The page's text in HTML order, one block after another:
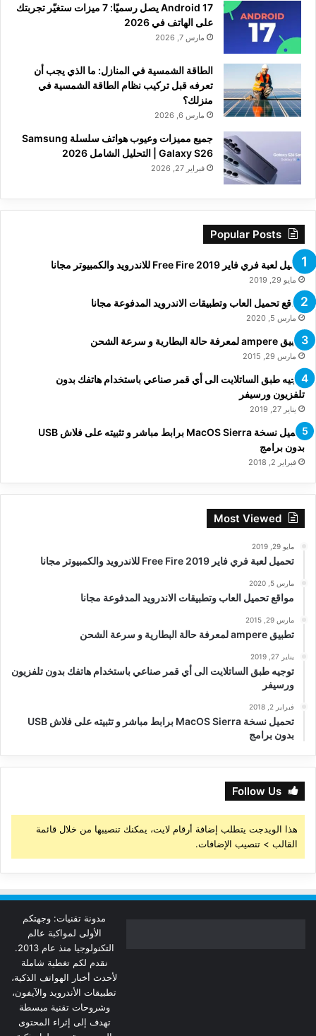
Android 17 يصل رسميًا: 7 ميزات ستغيّر تجربتك
على الهاتف في 2026
مارس 7, 2026
الطاقة الشمسية في المنازل: ما الذي يجب أن
تعرفه قبل تركيب نظام الطاقة الشمسية في
منزلك؟
مارس 6, 2026
جميع مميزات وعيوب هواتف سلسلة Samsung
Galaxy S26 | التحليل الشامل 2026
فبراير 27, 2026
Popular Posts
تحميل لعبة فري فاير Free Fire 2019 للاندرويد والكمبيوتر مجانا
مايو 29, 2019
مواقع تحميل العاب وتطبيقات الاندرويد المدفوعة مجانا
مارس 5, 2020
تطبيق ampere لمعرفة حالة البطارية و سرعة الشحن
مارس 29, 2015
توجيه طبق الساتلايت الى أي قمر صناعي باستخدام هاتفك بدون
تلفزيون ورسيفر
يناير 27, 2019
تحميل نسخة MacOS Sierra برابط مباشر و تثبيته على فلاش USB
بدون برامج
فبراير 2, 2018
Most Viewed
مايو 29, 2019
تحميل لعبة فري فاير Free Fire 2019 للاندرويد والكمبيوتر مجانا
مارس 5, 2020
مواقع تحميل العاب وتطبيقات الاندرويد المدفوعة مجانا
مارس 29, 2015
تطبيق ampere لمعرفة حالة البطارية و سرعة الشحن
يناير 27, 2019
توجيه طبق الساتلايت الى أي قمر صناعي باستخدام هاتفك بدون تلفزيون
ورسيفر
فبراير 2, 2018
تحميل نسخة MacOS Sierra برابط مباشر و تثبيته على فلاش USB
بدون برامج
Follow Us
هذا الويدجت يتطلب إضافة أرقام لايت، يمكنك تنصيبها من خلال قائمة
القالب > تنصيب الإضافات.
مدونة تقنيات: وجهتكم
الأولى لمواكبة عالم
التكنولوجيا منذ عام 2013.
نقدم لكم تغطية شاملة
لأحدث أخبار الهواتف الذكية،
تطبيقات الأندرويد والآيفون،
وشروحات تقنية مبسطة
تهدف إلى إثراء المحتوى